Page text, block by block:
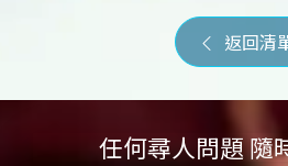
返回清
任何尋人問題 隨